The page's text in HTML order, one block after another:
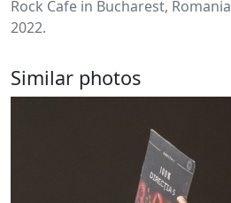
Rock Cafe in Bucharest,
2022.
Similar photos